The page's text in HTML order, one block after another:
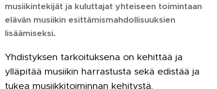
musiikintekijät ja kuluttajat yhteiseen toimintaan
elävän musiikin esittämismahdollisuuksien
lisäämiseksi.
Yhdistyksen tarkoituksena on kehittää ja
ylläpitää musiikin harrastusta sekä edistää ja
tukea musiikkitoiminnan kehitystä.